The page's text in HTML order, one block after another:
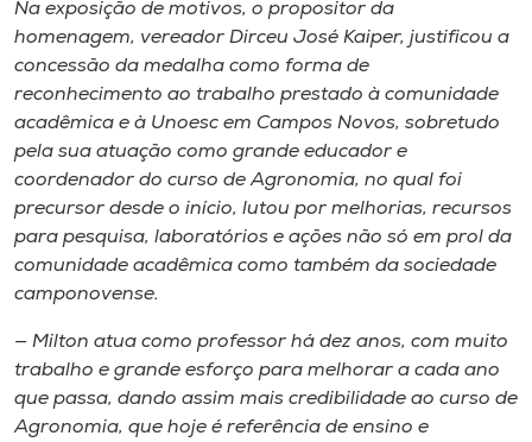
Na exposição de motivos, o propositor da
homenagem, vereador Dirceu José Kaiper, justificou a
concessão da medalha como forma de
reconhecimento ao trabalho prestado à comunidade
acadêmica e à Unoesc em Campos Novos, sobretudo
pela sua atuação como grande educador e
coordenador do curso de Agronomia, no qual foi
precursor desde o início, lutou por melhorias, recursos
para pesquisa, laboratórios e ações não só em prol da
comunidade acadêmica como também da sociedade
camponovense.
— Milton atua como professor há dez anos, com muito
trabalho e grande esforço para melhorar a cada ano
que passa, dando assim mais credibilidade ao curso de
Agronomia, que hoje é referência de ensino e